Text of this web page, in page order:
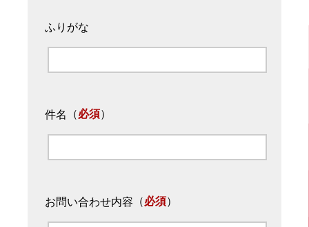
ふりがな
件名 （必須）
お問い合わせ内容 （必須）